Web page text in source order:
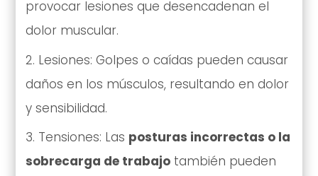
provocar lesiones que desencadenan el
dolor muscular.
Lesiones: Golpes o caídas pueden causar
daños en los músculos, resultando en dolor
y sensibilidad.
Tensiones: Las posturas incorrectas o la
sobrecarga de trabajotambién pueden